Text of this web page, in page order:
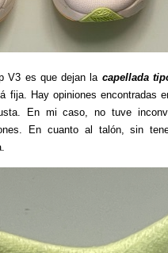
V3 es que dejan la capellada
fija. Hay opiniones encontradas
En mi caso, no tuve
En cuanto al talón, sin